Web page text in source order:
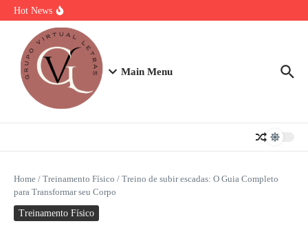
Ir para o conteúdo
Hot News
Strogonoff de frango light: A Receita Definitiva para Ganhar Massa
com Prazer
Plano de 7 Dias de Treino, Energia e Nutrição
Main Menu
Home / Treinamento Físico / Treino de subir escadas: O Guia Completo
para Transformar seu Corpo
Treinamento Físico